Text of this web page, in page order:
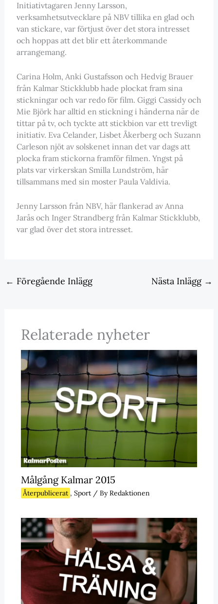
Initiativtagaren Jenny Larsson,
verksamhetsutvecklare på NBV tillika en glad och
van stickare, var förtjust över det stora intresset
och hoppas att det blir ett återkommande
arrangemang.
Carina Holm, Anki Gustafsson och Hedvig Brauer
från Kalmar Stickklubb hade plockat fram sina
stickningar och var redo för film. Giggi Cassidy och
Mie Björk har alltid en stickning i händerna när de
tittar på tv, och tyckte att stickbion var ett trevligt
initiativ. Eva Celander, Lisbet Åkerberg och Suzann
Carleson njöt av solskenet innan det var dags att
plocka fram stickorna framför filmen. Yngst på
plats var virkerskan Smilla Lundström, här
tillsammans med sin moster Paula Valdivia.
Jenny Larsson från NBV, här flankerad av Anna
Jarås och Inger Strandberg från Kalmar Stickklubb,
var glad över det stora intresset.
← Föregående Inlägg Nästa Inlägg →
Relaterade nyheter
Målgång Kalmar 2015
Återpublicerat , Sport/ ByRedaktionen